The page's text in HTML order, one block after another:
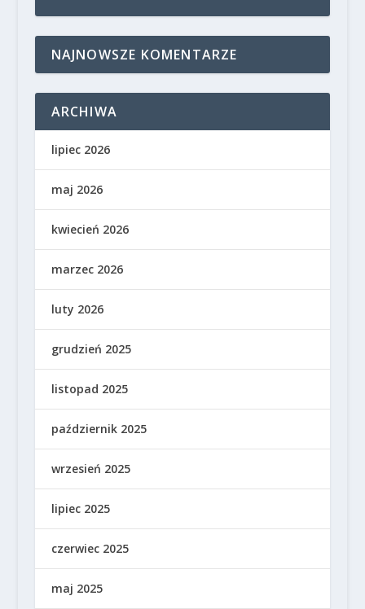
NAJNOWSZE KOMENTARZE
ARCHIWA
lipiec 2026
maj 2026
kwiecień 2026
marzec 2026
luty 2026
grudzień 2025
listopad 2025
październik 2025
wrzesień 2025
lipiec 2025
czerwiec 2025
maj 2025